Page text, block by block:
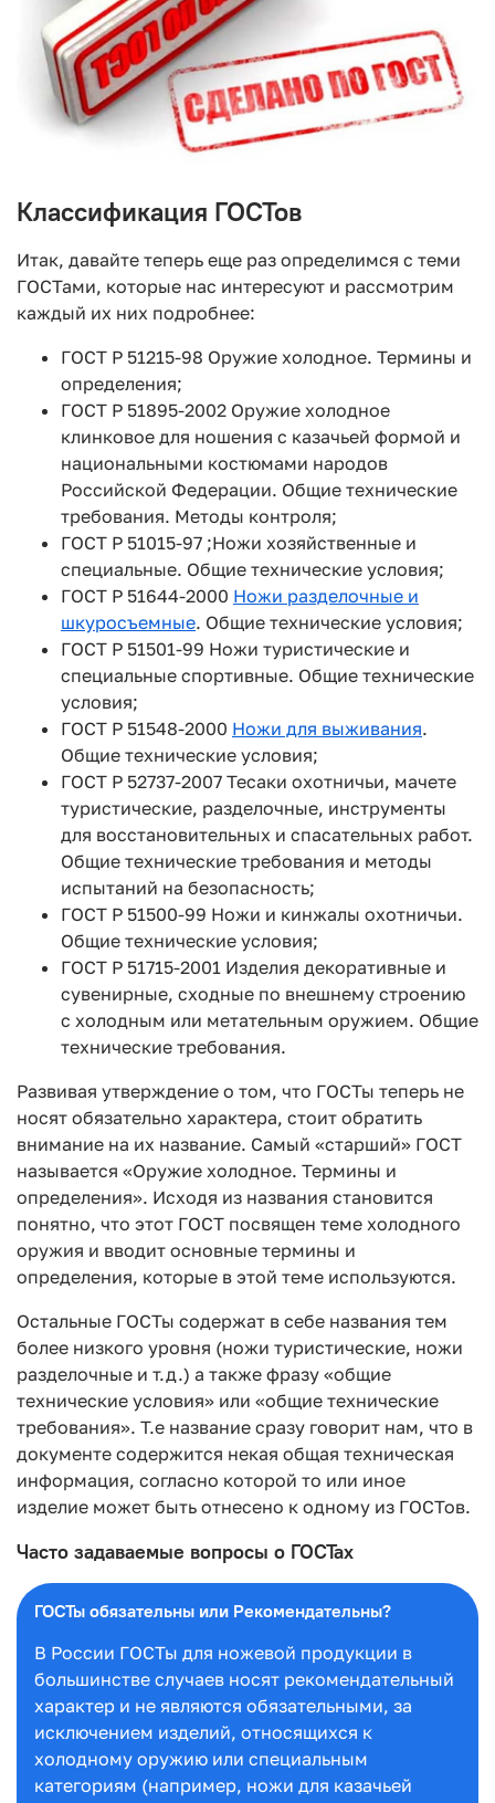
Классификация ГОСТов
Итак, давайте теперь еще раз определимся с теми
ГОСТами, которые нас интересуют и рассмотрим
каждый их них подробнее:
ГОСТ Р 51215-98 Оружие холодное. Термины и
определения;
ГОСТ Р 51895-2002 Оружие холодное
клинковое для ношения с казачьей формой и
национальными костюмами народов
Российской Федерации. Общие технические
требования. Методы контроля;
ГОСТ Р 51015-97 ;Ножи хозяйственные и
специальные. Общие технические условия;
ГОСТ Р 51644-2000 Ножи разделочные и
шкуросъемные. Общие технические условия;
ГОСТ Р 51501-99 Ножи туристические и
специальные спортивные. Общие технические
условия;
ГОСТ Р 51548-2000 Ножи для выживания.
Общие технические условия;
ГОСТ Р 52737-2007 Тесаки охотничьи, мачете
туристические, разделочные, инструменты
для восстановительных и спасательных работ.
Общие технические требования и методы
испытаний на безопасность;
ГОСТ Р 51500-99 Ножи и кинжалы охотничьи.
Общие технические условия;
ГОСТ Р 51715-2001 Изделия декоративные и
сувенирные, сходные по внешнему строению
с холодным или метательным оружием. Общие
технические требования.
Развивая утверждение о том, что ГОСТы теперь не
носят обязательно характера, стоит обратить
внимание на их название. Самый «старший» ГОСТ
называется «Оружие холодное. Термины и
определения». Исходя из названия становится
понятно, что этот ГОСТ посвящен теме холодного
оружия и вводит основные термины и
определения, которые в этой теме используются.
Остальные ГОСТы содержат в себе названия тем
более низкого уровня (ножи туристические, ножи
разделочные и т.д.) а также фразу «общие
технические условия» или «общие технические
требования». Т.е название сразу говорит нам, что в
документе содержится некая общая техническая
информация, согласно которой то или иное
изделие может быть отнесено к одному из ГОСТов.
Часто задаваемые вопросы о ГОСТах
ГОСТы обязательны или Рекомендательны?
В России ГОСТы для ножевой продукции в
большинстве случаев носят рекомендательный
характер и не являются обязательными, за
исключением изделий, относящихся к
холодному оружию или специальным
категориям (например, ножи для казачьей